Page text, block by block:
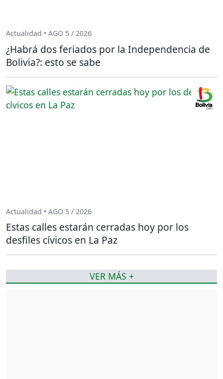
Actualidad • AGO 5 / 2026
¿Habrá dos feriados por la Independencia de
Bolivia?: esto se sabe
Actualidad • AGO 5 / 2026
Estas calles estarán cerradas hoy por los
desfiles cívicos en La Paz
VER MÁS +